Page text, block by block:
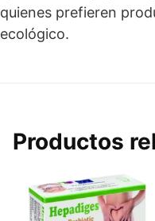
quienes prefieren
ecológico.
Productos